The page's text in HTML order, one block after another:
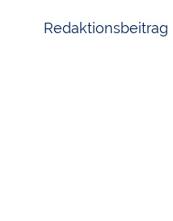
Redaktionsbeitrag